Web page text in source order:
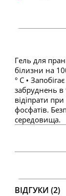
Гель для
білизни на
° С •
забруднень в
відіпрати
фосфатів.
середовища.
ВІДГУКИ (2)